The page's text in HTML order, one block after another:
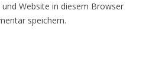
Website in diesem Browser
speichern.